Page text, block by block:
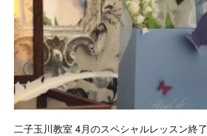
二子玉川教室 4月のスペシャルレッスン終了